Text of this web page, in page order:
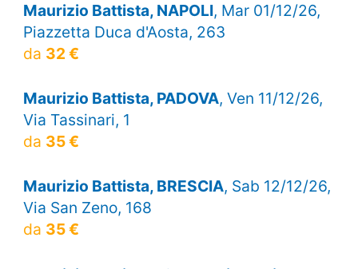
Maurizio Battista, NAPOLI, Mar 01/12/26,
Piazzetta Duca d'Aosta, 263
da 32 €
Maurizio Battista, PADOVA, Ven 11/12/26,
Via Tassinari, 1
da 35 €
Maurizio Battista, BRESCIA, Sab 12/12/26,
Via San Zeno, 168
da 35 €